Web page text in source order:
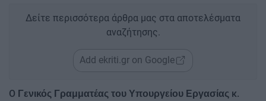
Δείτε περισσότερα άρθρα μας στα αποτελέσματα
αναζήτησης.
Add ekriti.gr on Google
Ο Γενικός Γραμματέας του Υπουργείου Εργασίας κ.